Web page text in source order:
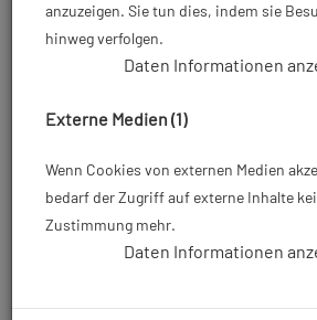
Set Tech - preassembled
598,00 €*
anzuzeigen. Sie tun dies, indem sie
hinweg verfolgen.
Daten Informationen
Externe Medien (1)
Wenn Cookies von externen Medien
bedarf der Zugriff auf externe Inhalte
Zustimmung mehr.
Daten Informationen